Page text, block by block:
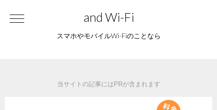
and Wi-Fi
スマホやモバイルWi-Fiのことなら
当サイトの記事にはPRが含まれます